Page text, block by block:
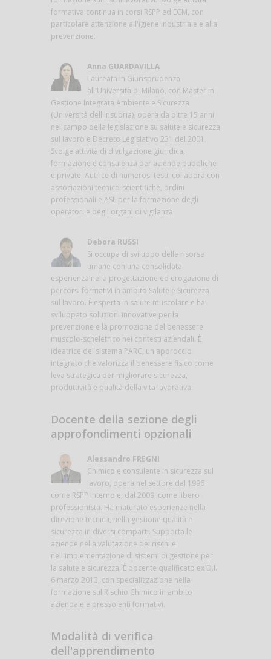
formativa continua in corsi RSPP ed ECM, con
particolare attenzione all'igiene industriale e alla
prevenzione.
Anna GUARDAVILLA
Laureata in Giurisprudenza
all'Università di Milano, con Master in
Gestione Integrata Ambiente e Sicurezza
(Università dell'Insubria), opera da oltre 15 anni
nel campo della legislazione su salute e sicurezza
sul lavoro e Decreto Legislativo 231 del 2001.
Svolge attività di divulgazione giuridica,
formazione e consulenza per aziende pubbliche
e private. Autrice di numerosi testi, collabora con
associazioni tecnico-scientifiche, ordini
professionali e ASL per la formazione degli
operatori e degli organi di vigilanza.
Debora RUSSI
Si occupa di sviluppo delle risorse
umane con una consolidata
esperienza nella progettazione ed erogazione di
percorsi formativi in ambito Salute e Sicurezza
sul lavoro. È esperta in salute muscolare e ha
sviluppato soluzioni innovative per la
prevenzione e la promozione del benessere
muscolo-scheletrico nei contesti aziendali. È
ideatrice del sistema PARC, un approccio
integrato che valorizza il benessere fisico come
leva strategica per migliorare sicurezza,
produttività e qualità della vita lavorativa.
Docente della sezione degli
approfondimenti opzionali
Alessandro FREGNI
Chimico e consulente in sicurezza sul
lavoro, opera nel settore dal 1996
come RSPP interno e, dal 2009, come libero
professionista. Ha maturato esperienze nella
direzione tecnica, nella gestione qualità e
sicurezza in diversi comparti. Supporta le
aziende nella valutazione dei rischi e
nell'implementazione di sistemi di gestione per
la salute e sicurezza. È docente qualificato ex D.I.
6 marzo 2013, con specializzazione nella
formazione sul Rischio Chimico in ambito
aziendale e presso enti formativi.
Modalità di verifica
dell'apprendimento